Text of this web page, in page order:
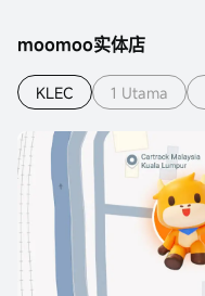
moomoo实体店
KLEC 1 Utama